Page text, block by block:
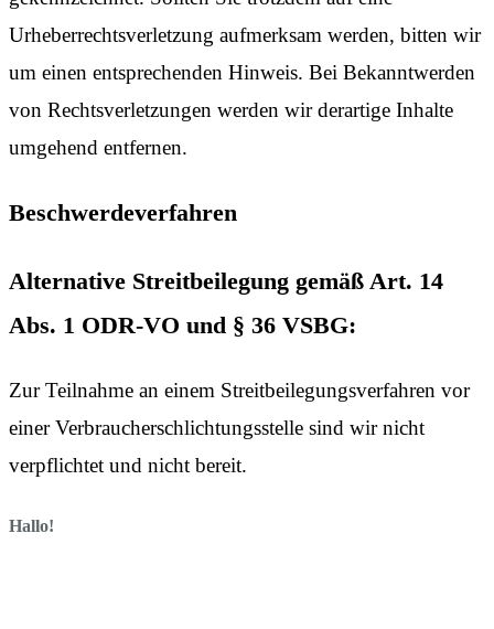
Urheberrechtsverletzung aufmerksam werden, bitten wir
um einen entsprechenden Hinweis. Bei Bekanntwerden
von Rechtsverletzungen werden wir derartige Inhalte
umgehend entfernen.
Beschwerdeverfahren
Alternative Streitbeilegung gemäß Art. 14
Abs. 1 ODR-VO und § 36 VSBG:
Zur Teilnahme an einem Streitbeilegungsverfahren vor
einer Verbraucherschlichtungsstelle sind wir nicht
verpflichtet und nicht bereit.
Hallo!